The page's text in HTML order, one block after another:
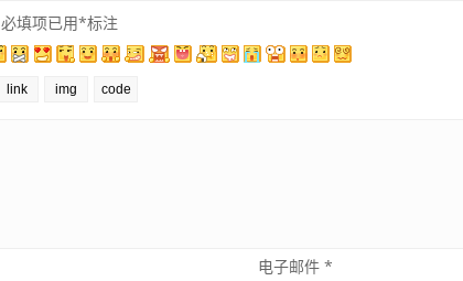
必填项已用*标注
电子邮件 *